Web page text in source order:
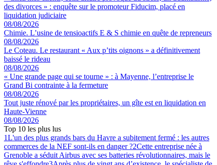
des divorces » : enquête sur le promoteur Fiducim, placé en
liquidation judiciaire
08/08/2026
Chimie. L’usine de tensioactifs E & S chimie en quête de repreneurs
08/08/2026
Le Coteau. Le restaurant « Aux p’tits oignons » a définitivement
baissé le rideau
08/08/2026
« Une grande page qui se tourne » : à Mayenne, l’entreprise le
Grand Bi contrainte à la fermeture
08/08/2026
Tout juste rénové par les propriétaires, un gîte est en liquidation en
Haute-Vienne
08/08/2026
Top 10 les plus lus
1L'un des plus grands bars du Havre a subitement fermé : les autres
commerces de la NEF sont-ils en danger ?2Cette entreprise née à
Grenoble a séduit Airbus avec ses batteries révolutionnaires, mais le